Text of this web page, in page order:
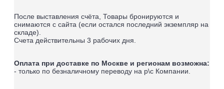
После выставления счёта, Товары бронируются и
снимаются с сайта (если остался последний экземпляр на
складе).
Счета действительны 3 рабочих дня.
Оплата при доставке по Москве и регионам возможна:
- только по безналичному переводу на р\с Компании.